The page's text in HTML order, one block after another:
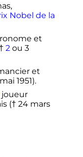
Nobel de la
et
2 ou 3
et
1951).
joueur
(† 24 mars